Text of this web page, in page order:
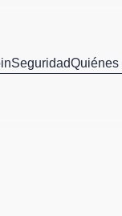
SeguridadQuiénes